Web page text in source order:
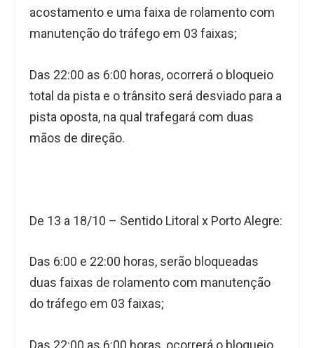
acostamento e uma faixa de rolamento com
manutenção do tráfego em 03 faixas;
Das 22:00 as 6:00 horas, ocorrerá o bloqueio
total da pista e o trânsito será desviado para a
pista oposta, na qual trafegará com duas
mãos de direção.
De 13 a 18/10 – Sentido Litoral x Porto Alegre:
Das 6:00 e 22:00 horas, serão bloqueadas
duas faixas de rolamento com manutenção
do tráfego em 03 faixas;
Das 22:00 as 6:00 horas, ocorrerá o bloqueio